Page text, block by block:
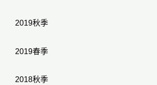
2019秋季
2019春季
2018秋季